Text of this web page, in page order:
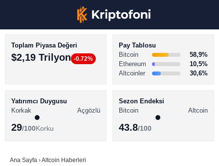
BİTCOİN HABERLERİ
ALTCOİN HABERLERİ
SÖZLÜK
Toplam Piyasa Değeri
$2,19 Trilyon -0.72%
Pay Tablosu
Bitcoin
58,9%
Ethereum
10,5%
Altcoinler
30,6%
Yatırımcı Duygusu
Korkak
Açgözlü
29/100Korku
Sezon Endeksi
Bitcoin
Altcoin
43.8/100
Ana Sayfa ›Altcoin Haberleri